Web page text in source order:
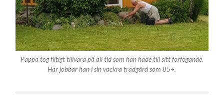
Pappa tog flitigt tillvara på all tid som han hade till sitt förfogande.
Här jobbar han i sin vackra trädgård som 85+.